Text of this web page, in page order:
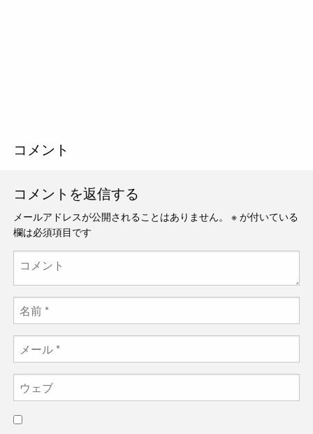
コメント
コメントを返信する
メールアドレスが公開されることはありません。 ※ が付いている
欄は必須項目です